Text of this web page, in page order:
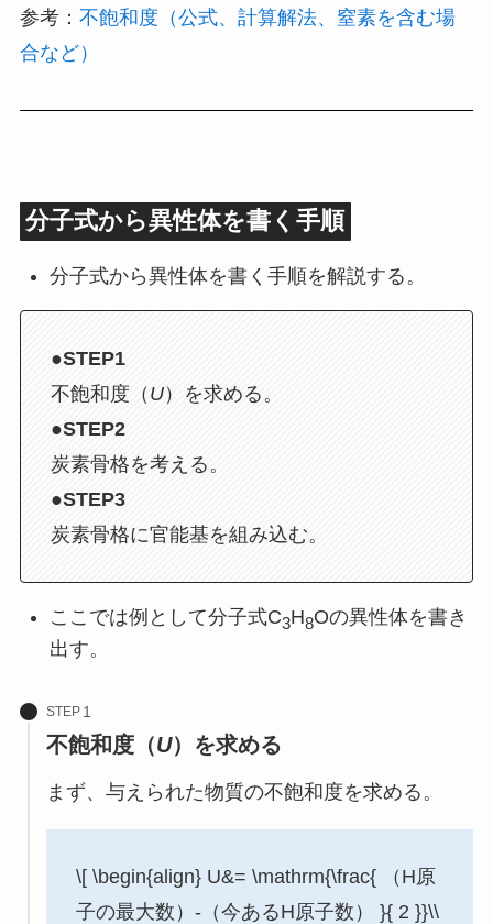
参考： 不飽和度（公式、計算解法、窒素を含む場
合など）
分子式から異性体を書く手順
分子式から異性体を書く手順を解説する。
●STEP1
不飽和度（ U）を求める。
●STEP2
炭素骨格を考える。
●STEP3
炭素骨格に官能基を組み込む。
ここでは例として分子式C3H8Oの異性体を書き
出す。
STEP
不飽和度（U）を求める
まず、与えられた物質の不飽和度を求める。
\[ \begin{align} U&= \mathrm{\frac{ （H原
子の最大数）-（今あるH原子数） }{ 2 }}\\